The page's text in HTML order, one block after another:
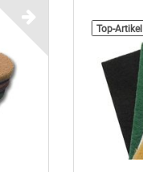
Top-Artikel